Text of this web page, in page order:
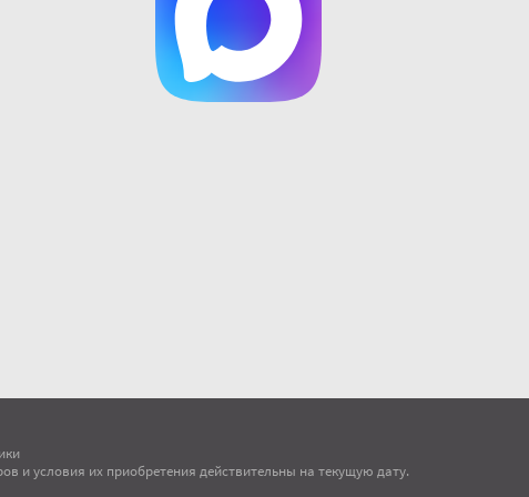
и условия их приобретения действительны на текущую дату.